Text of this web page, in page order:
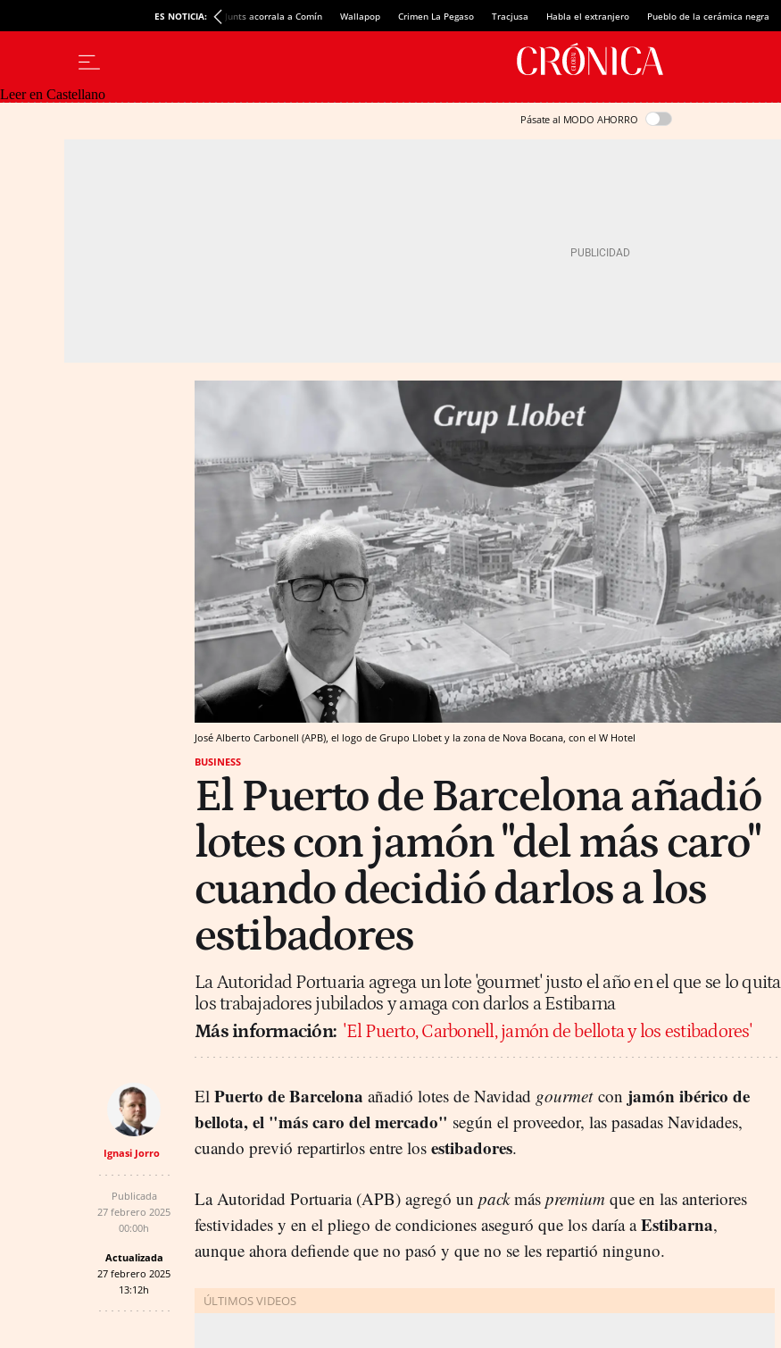
ES NOTICIA: Junts acorrala a Comín Wallapop Crimen La Pegaso Tracjusa Habla el extranjero Pueblo de la cerámica negra
Leer en Castellano
Pásate al MODO AHORRO
José Alberto Carbonell (APB), el logo de Grupo Llobet y la zona de Nova Bocana, con el W Hotel
BUSINESS
El Puerto de Barcelona añadió
lotes con jamón "del más caro"
cuando decidió darlos a los
estibadores
La Autoridad Portuaria agrega un lote 'gourmet' justo el año en el que se lo
los trabajadores jubilados y amaga con darlos a Estibarna
Más información: 'El Puerto, Carbonell, jamón de bellota y los estibadores'
Ignasi Jorro
Publicada
27 febrero 2025
00:00h
Actualizada
27 febrero 2025
13:12h
El Puerto de Barcelona añadió lotes de Navidad gourmet con jamón ibérico de
bellota, el "más caro del mercado" según el proveedor, las pasadas Navidades,
cuando previó repartirlos entre los estibadores.
La Autoridad Portuaria (APB) agregó un packmás premium que en las anteriores
festividades y en el pliego de condiciones aseguró que los daría aEstibarna,
aunque ahora defiende que no pasó y que no se les repartió ninguno.